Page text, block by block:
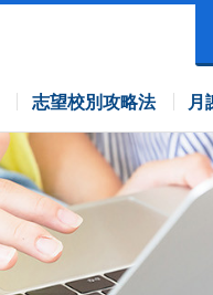
四谷
志望校別攻略法 月